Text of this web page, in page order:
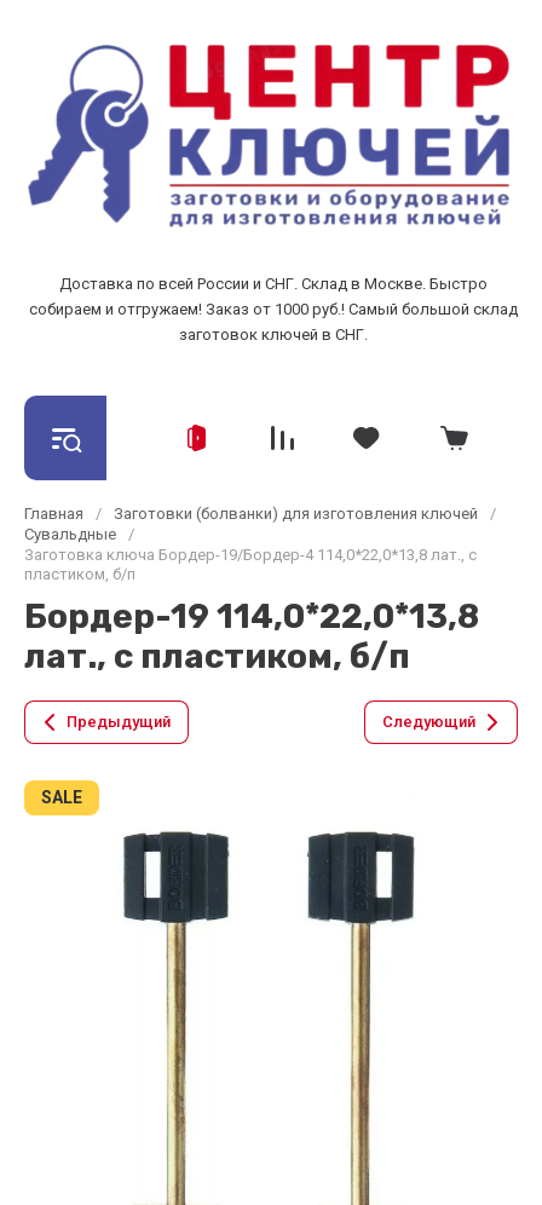
Доставка по всей России и СНГ. Склад в Москве. Быстро
собираем и отгружаем! Заказ от 1000 руб.! Самый большой склад
заготовок ключей в СНГ.
Главная / Заготовки (болванки) для изготовления ключей
/
Сувальдные
/
Заготовка ключа Бордер-19/Бордер-4 114,0*22,0*13,8 лат., с
пластиком, б/п
Бордер-19 114,0*22,0*13,8
лат., с пластиком, б/п
Предыдущий Следующий
SALE